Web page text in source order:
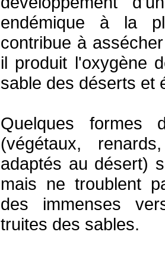
endémique à la
contribue à
il produit l'oxygène
sable des déserts et
Quelques formes
(végétaux,
adaptés au désert)
mais ne troublent
des immenses
truites des sables.